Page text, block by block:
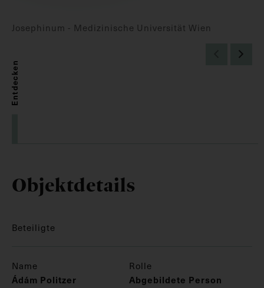
Josephinum - Medizinische Universität Wien
Entdecken
Objektdetails
Beteiligte
Name Rolle
Ádám Politzer
Abgebildete Person